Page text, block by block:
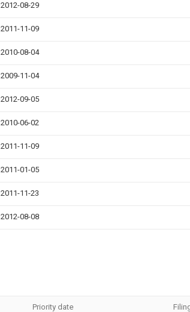
2012-08-29
2011-11-09
2010-08-04
2009-11-04
2012-09-05
2010-06-02
2011-11-09
2011-01-05
2011-11-23
2012-08-08
Priority date